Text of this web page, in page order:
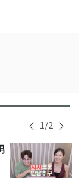
1/2